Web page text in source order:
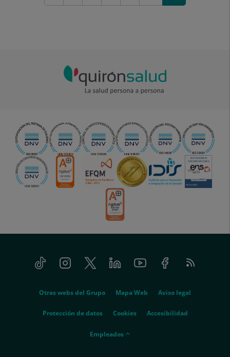
Tiktok InstagramTwitter LinkedinYoutube FacebookFeed
RSS
Otras webs del Grupo Mapa Web Aviso legal
Protección de datos Cookies Accesibilidad
empleados
Empleados